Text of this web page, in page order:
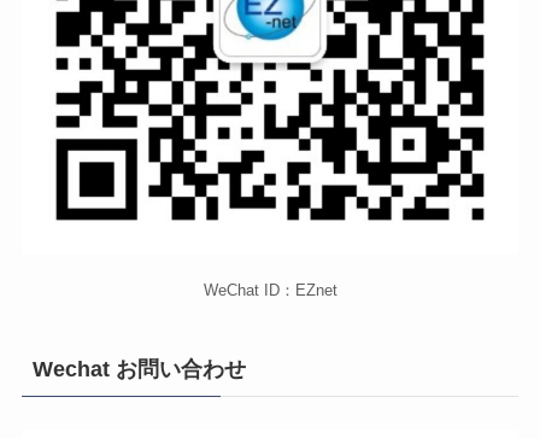
WeChat ID：EZnet
Wechat お問い合わせ